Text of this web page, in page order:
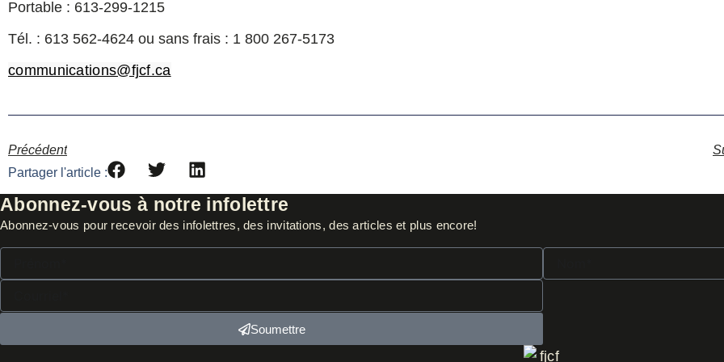
Portable : 613-299-1215
Tél. : 613 562-4624 ou sans frais : 1 800 267-5173
communications@fjcf.ca
Précédent
Partager l'article :
Abonnez-vous à notre infolettre
Abonnez-vous pour recevoir des infolettres, des invitations, des articles et plus encore!
Soumettre